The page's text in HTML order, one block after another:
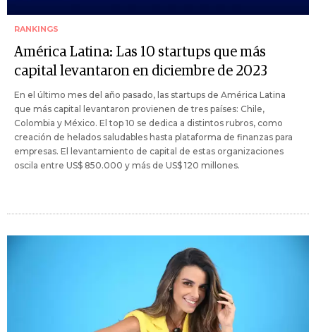
RANKINGS
América Latina: Las 10 startups que más
capital levantaron en diciembre de 2023
En el último mes del año pasado, las startups de América Latina
que más capital levantaron provienen de tres países: Chile,
Colombia y México. El top 10 se dedica a distintos rubros, como
creación de helados saludables hasta plataforma de finanzas para
empresas. El levantamiento de capital de estas organizaciones
oscila entre US$ 850.000 y más de US$ 120 millones.